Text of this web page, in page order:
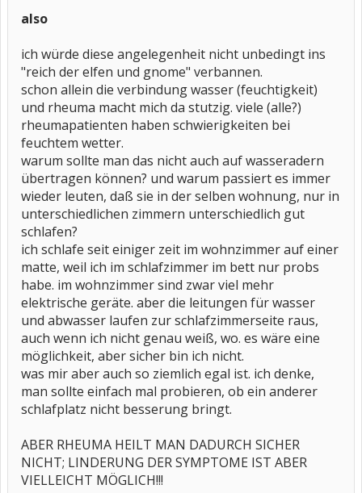
also
ich würde diese angelegenheit nicht unbedingt ins
"reich der elfen und gnome" verbannen.
schon allein die verbindung wasser (feuchtigkeit)
und rheuma macht mich da stutzig. viele (alle?)
rheumapatienten haben schwierigkeiten bei
feuchtem wetter.
warum sollte man das nicht auch auf wasseradern
übertragen können? und warum passiert es immer
wieder leuten, daß sie in der selben wohnung, nur in
unterschiedlichen zimmern unterschiedlich gut
schlafen?
ich schlafe seit einiger zeit im wohnzimmer auf einer
matte, weil ich im schlafzimmer im bett nur probs
habe. im wohnzimmer sind zwar viel mehr
elektrische geräte. aber die leitungen für wasser
und abwasser laufen zur schlafzimmerseite raus,
auch wenn ich nicht genau weiß, wo. es wäre eine
möglichkeit, aber sicher bin ich nicht.
was mir aber auch so ziemlich egal ist. ich denke,
man sollte einfach mal probieren, ob ein anderer
schlafplatz nicht besserung bringt.
ABER RHEUMA HEILT MAN DADURCH SICHER
NICHT; LINDERUNG DER SYMPTOME IST ABER
VIELLEICHT MÖGLICH!!!